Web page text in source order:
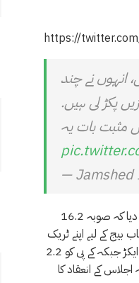
https://
انہوں نے چند
پکڑ لی ہیں.
مثبت بات یہ
— Jamshed
اس موقع پر صوبوں کے زرعی محکموں کے نمائندے بھی موجود تھے۔ پنجاب کے وزیر زراعت حسین جہانیاں گردیزی نے اس بات پر زور دیا کہ صوبہ 16.2
بیج کے لیے اپنے ٹریک
اینڈ ٹریس سسٹم کو بہتر بنانے پر کام کر رہا ہے۔”اجلاس کو بریفنگ میں بتایا گیا کہ سندھ میں گندم کی کاشت کا ہدف 2.97 ملین ایکڑ جبکہ کے پی کو 2.2
نے اس بات پر زور دیا کہ اجلاس کے انعقاد کا